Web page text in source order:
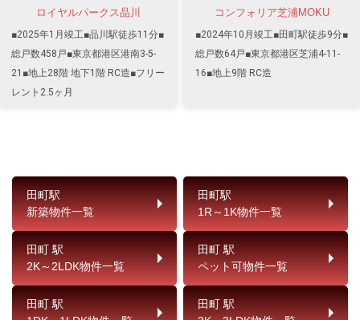
ロイヤルパークス品川
■2025年1月竣工■品川駅徒歩11分■
総戸数458戸■東京都港区港南3-5-
21■地上28階 地下1階 RC造■フリー
レント2.5ヶ月
コンフォリア芝浦MOKU
■2024年10月竣工■田町駅徒歩9分■
総戸数64戸■東京都港区芝浦4-11-
16■地上9階 RC造
田町駅
新築物件一覧
田町駅
1R～1K物件一覧
田町 駅
2K～2LDK物件一覧
田町 駅
ペット可物件一覧
田町 駅
田町 駅